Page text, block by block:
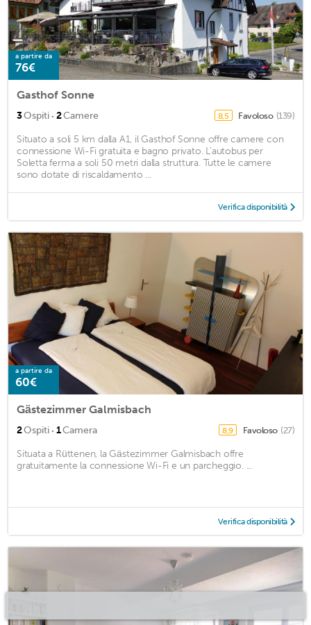
a partire da
76€
Gasthof Sonne
3Ospiti · 2Camere 8,5 Favoloso (139)
Situato a soli 5 km dalla A1, il Gasthof Sonne offre camere con
connessione Wi-Fi gratuita e bagno privato. L'autobus per
Soletta ferma a soli 50 metri dalla struttura. Tutte le camere
sono dotate di riscaldamento ...
Verifica disponibilità
a partire da
60€
Gästezimmer Galmisbach
2Ospiti · 1Camera 8,9 Favoloso (27)
Situata a Rüttenen, la Gästezimmer Galmisbach offre
gratuitamente la connessione Wi-Fi e un parcheggio. ...
Verifica disponibilità